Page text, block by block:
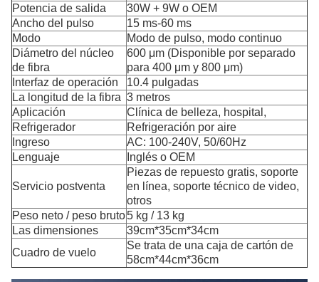
Potencia de salida
30W + 9W o OEM
Ancho del pulso
15 ms-60 ms
Modo
Modo de pulso, modo continuo
Diámetro del núcleo
de fibra
600 μm (Disponible por separado
para 400 μm y 800 μm)
Interfaz de operación
10.4 pulgadas
La longitud de la fibra 3 metros
Aplicación
Clínica de belleza, hospital,
Refrigerador
Refrigeración por aire
Ingreso
AC: 100-240V, 50/60Hz
Lenguaje
Inglés o OEM
Servicio postventa
Piezas de repuesto gratis, soporte
en línea, soporte técnico de video,
otros
Peso neto / peso bruto5 kg / 13 kg
Las dimensiones
39cm*35cm*34cm
Cuadro de vuelo
Se trata de una caja de cartón de
58cm*44cm*36cm